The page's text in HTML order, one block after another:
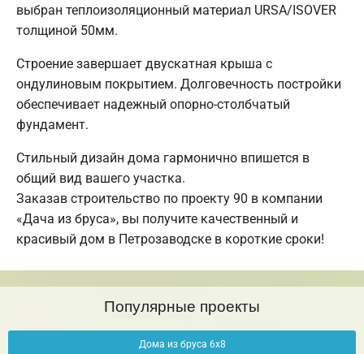
выбран теплоизоляционный материал URSA/ISOVER
толщиной 50мм.
Строение завершает двускатная крыша с
ондулиновым покрытием. Долговечность постройки
обеспечивает надежный опорно-столбчатый
фундамент.
Стильный дизайн дома гармонично впишется в
общий вид вашего участка.
Заказав строительство по проекту 90 в компании
«Дача из бруса», вы получите качественный и
красивый дом в Петрозаводске в короткие сроки!
Популярные проекты
Дома из бруса 6х8